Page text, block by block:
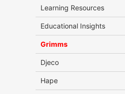
Learning Resources
Educational Insights
Grimms
Djeco
Hape